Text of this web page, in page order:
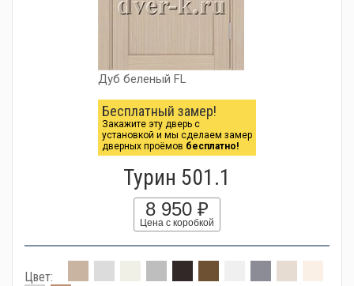
Дуб беленый FL
Бесплатный замер!
Закажите эту дверь с
установкой и мы сделаем замер
дверных проёмов бесплатно!
Турин 501.1
8 950 ₽
Цена с коробкой
Цвет: